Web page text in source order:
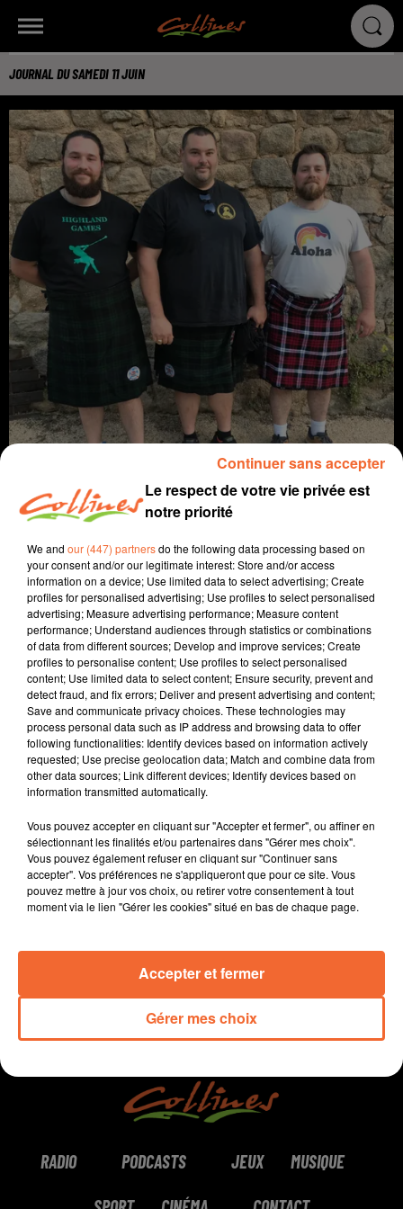
JOURNAL DU SAMEDI 11 JUIN
info
11 juin 2022 - 10 min 35 sec
JOURNAL DU SAMEDI 11 JUIN
Fabien Gazeau
L'info près de chez vous
Présenté par Fabien Gazeau
La fin des véhicules thermiques neufs en 2035, le
début des Highland Games, la finale de la coupe
Saboureau très attendue dans le Bocage, les Stentors à
Bocapôle...
0:00 10 min 35 sec
RADIO PODCASTS JEUX MUSIQUE
Le respect de votre vie privée est
notre priorité
We and our (447) partnersdo the following data processing based on
your consent and/or our legitimate interest: Store and/or access
information on a device; Use limited data to select advertising; Create
profiles for personalised advertising; Use profiles to select personalised
advertising; Measure advertising performance; Measure content
performance; Understand audiences through statistics or combinations
of data from different sources; Develop and improve services; Create
profiles to personalise content; Use profiles to select personalised
content; Use limited data to select content; Ensure security, prevent and
detect fraud, and fix errors; Deliver and present advertising and content;
Save and communicate privacy choices. These technologies may
process personal data such as IP address and browsing data to offer
following functionalities: Identify devices based on information actively
requested; Use precise geolocation data; Match and combine data from
other data sources; Link different devices; Identify devices based on
information transmitted automatically.
Vous pouvez accepter en cliquant sur "Accepter et fermer", ou affiner en
sélectionnant les finalités et/ou partenaires dans "Gérer mes choix".
Vous pouvez également refuser en cliquant sur "Continuer sans
accepter". Vos préférences ne s'appliqueront que pour ce site. Vous
pouvez mettre à jour vos choix, ou retirer votre consentement à tout
moment via le lien "Gérer les cookies" situé en bas de chaque page.
Gérer mes choix
Accepter et fermer
Continuer sans accepter